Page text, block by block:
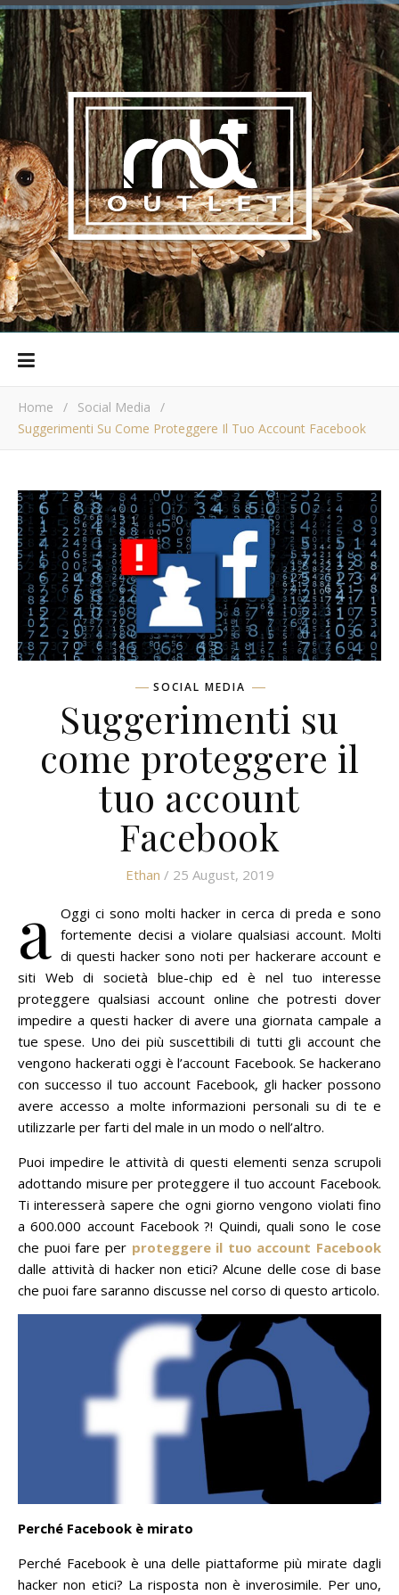
Home / Social Media
/
Suggerimenti Su Come Proteggere Il Tuo Account Facebook
SOCIAL MEDIA
Suggerimenti su
come proteggere il
tuo account
Facebook
Ethan / 25 August, 2019
a Oggi ci sono molti hacker in cerca di preda e sono
fortemente decisi a violare qualsiasi account. Molti
di questi hacker sono noti per hackerare account e
siti Web di società blue-chip ed è nel tuo interesse
proteggere qualsiasi account online che potresti dover
impedire a questi hacker di avere una giornata campale a
tue spese. Uno dei più suscettibili di tutti gli account che
vengono hackerati oggi è l’account Facebook.Se hackerano
con successo il tuo account Facebook, gli hacker possono
avere accesso a molte informazioni personali su di te e
utilizzarle per farti del male in un modo o nell’altro.
Puoi impedire le attività di questi elementi senza scrupoli
adottando misure per proteggere il tuo account Facebook.
Ti interesserà sapere che ogni giorno vengono violati fino
a 600.000 account Facebook ?! Quindi, quali sono le cose
che puoi fare per proteggere il tuo account Facebook
dalle attività di hacker non etici? Alcune delle cose di base
che puoi fare saranno discusse nel corso di questo articolo.
Perché Facebook è mirato
Perché Facebook è una delle piattaforme più mirate dagli
hacker non etici? La risposta non è inverosimile. Per uno,